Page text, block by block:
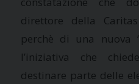
direttore della
perchè di una nuova
l’iniziativa che
destinare parte delle